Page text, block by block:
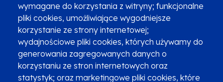
wymagane do korzystania z witryny; funkcjonalne
pliki cookies, umożliwiające wygodniejsze
korzystanie ze strony internetowej;
wydajnościowe pliki cookies, których używamy do
generowania zagregowanych danych o
korzystaniu ze stron internetowych oraz
statystyk; oraz marketingowe pliki cookies, które
Zgłoszenia podejrzenia niezgodności z KPP i KPON
Newsletter
Fundusze SMS-em
Najczęściej zadawane pytania
Promocja projektu